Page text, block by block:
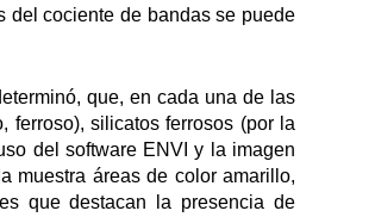
del cociente de bandas se puede
que, en cada una de las
ferroso), silicatos ferrosos (por la
del software ENVI y la imagen
muestra áreas de color amarillo,
que destacan la presencia de